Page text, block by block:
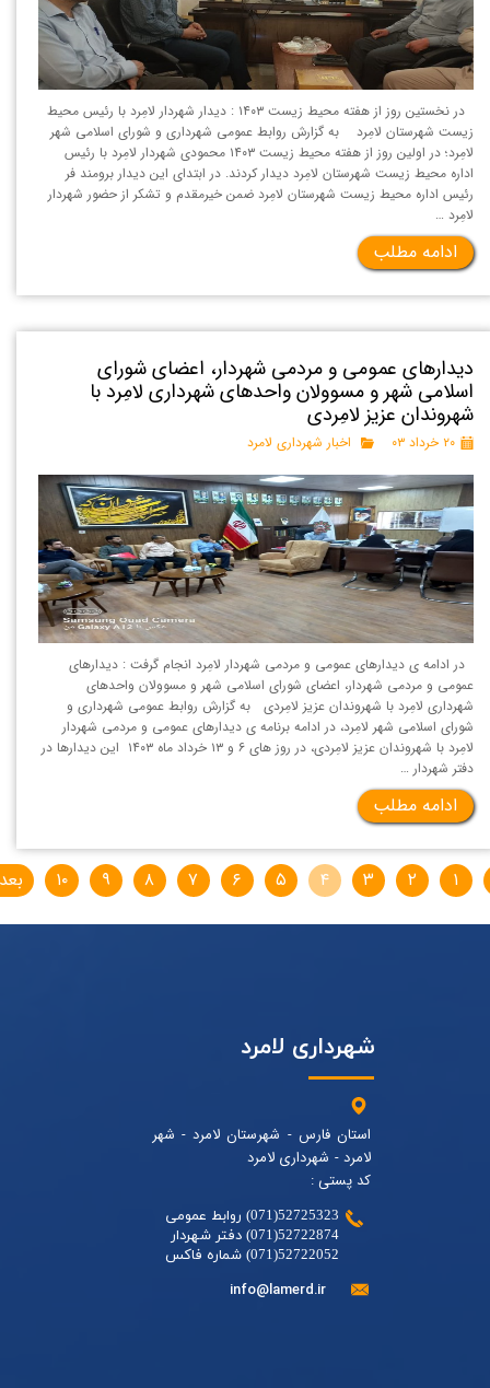
در نخستین روز از هفته محیط زیست ۱۴۰۳ : دیدار شهردار لامِرد با رئیس محیط
زیست شهرستان لامِرد به گزارش روابط عمومی شهرداری و شورای اسلامی شهر
لامِرد؛ در اولین روز از هفته محیط زیست ۱۴۰۳ محمودی شهردار لامِرد با رئیس
اداره محیط زیست شهرستان لامِرد دیدار کردند. در ابتدای این دیدار برومند فر
رئیس اداره محیط زیست شهرستان لامِرد ضمن خیرمقدم و تشکر از حضور شهردار
لامِرد …
ادامه مطلب
دیدارهای عمومی و مردمی شهردار، اعضای شورای
اسلامی شهر و مسوولان واحدهای شهرداری لامِرد با
شهروندان عزیز لامِردی
۲۰ خرداد ۰۳ اخبار شهرداری لامرد
در ادامه ی دیدارهای عمومی و مردمی شهردار لامِرد انجام گرفت : دیدارهای
عمومی و مردمی شهردار، اعضای شورای اسلامی شهر و مسوولان واحدهای
شهرداری لامِرد با شهروندان عزیز لامِردی به گزارش روابط عمومی شهرداری و
شورای اسلامی شهر لامِرد، در ادامه برنامه ی دیدارهای عمومی و مردمی شهردار
لامِرد با شهروندان عزیز لامِردی، در روز های ۶ و ۱۳ خرداد ماه ۱۴۰۳ این دیدارها در
دفتر شهردار …
ادامه مطلب
۱ ۲ ۳ ۴ ۵ ۶ ۷ ۸ ۹ ۱۰
شهرداری لامرد
استان فارس - شهرستان لامرد - شهر
لامرد - شهرداری لامرد
کد پستی :
52725323(071) روابط عمومی
52722874(071) دفتر شهردار
52722052(071) شماره فاکس
info@lamerd.ir